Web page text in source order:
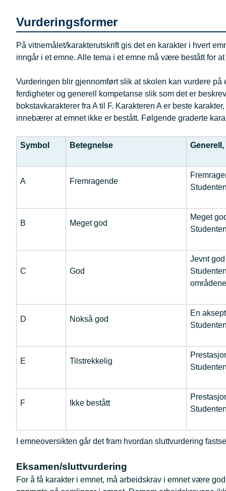
Vurderingsformer
På vitnemålet/karakterutskrift gis det en karakter i hvert
inngår i et emne. Alle tema i et emne må være bestått for
Vurderingen blir gjennomført slik at skolen kan vurdere
ferdigheter og generell kompetanse slik som det er
bokstavkarakterer fra A til F. Karakteren A er beste
innebærer at emnet ikke er bestått. Følgende graderte
Symbol Betegnelse
A Fremragende
B Meget god
Meget
C God
Jevnt
D Nokså god
En
E Tilstrekkelig
F Ikke bestått
I emneoversikten går det fram hvordan sluttvurdering
Eksamen/sluttvurdering
For å få karakter i emnet, må arbeidskrav i emnet være